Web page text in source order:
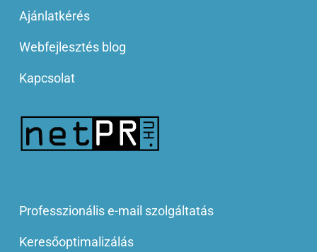
Ajánlatkérés
Webfejlesztés blog
Kapcsolat
Professzionális e-mail szolgáltatás
Keresőoptimalizálás